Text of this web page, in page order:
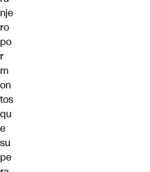
nje
ro
po
r
m
on
tos
qu
e
su
pe